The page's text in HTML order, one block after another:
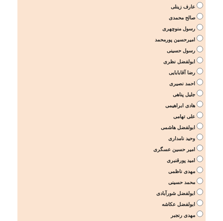
عارف زینلی
صالح محمدی
رسول منوچهری
امیرحسین پورمحمد
رسول حسینی
ابولفضل نظری
رضا آقابابایی
احمد نصیری
جلیل پناهی
هادی ابراهیمی
علی تهامی
ابولفضل هاشمی
وحید نامداری
امیر حسین عسگری
امید پورقنبری
مهدی ناظمی
محمد حسینی
ابولفضل شورآبادی
ابولفضل عکاشه
مهدی رنجبر